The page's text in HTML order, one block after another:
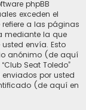
phpBB
exceden el
a las páginas
mediante la que
envía. Esto
anónimo (de aquí
Seat Toledo”
por usted
(de aquí en